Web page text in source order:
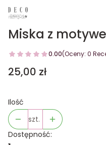
Miska z
0.00(Oceny: 0
Cena
25,00 zł
Ilość
szt.
Dostępność: